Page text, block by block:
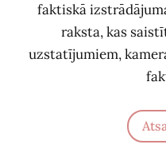
faktiskā
raksta, kas
uzstatījumiem,